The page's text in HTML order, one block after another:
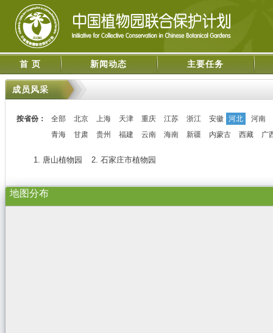
首 页 新闻动态 主要任务
成员风采
按省份： 全部 北京 上海 天津 重庆 江苏 浙江 安徽 河北
河南
青海
甘肃 贵州 福建 云南 海南 新疆 内蒙古 西藏 广
1. 唐山植物园 2. 石家庄市植物园
地图分布